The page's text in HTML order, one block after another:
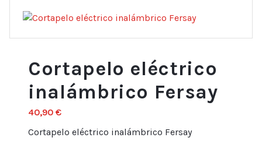
Cortapelo eléctrico
inalámbrico Fersay
40,90 €
Cortapelo eléctrico inalámbrico Fersay